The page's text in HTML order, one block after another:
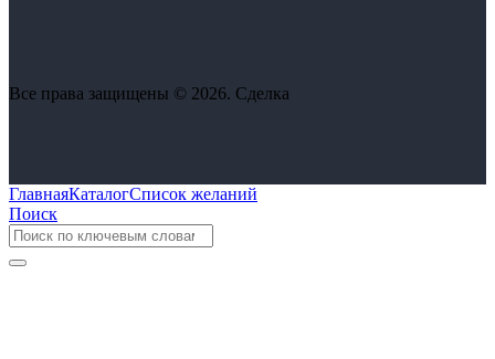
Все права защищены © 2026. Сделка
ГлавнаяКаталогСписок желаний
Поиск